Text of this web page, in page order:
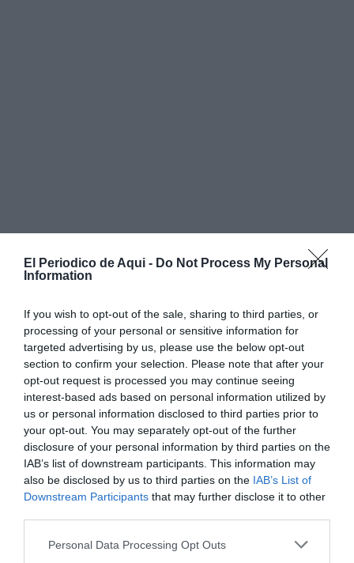
El Periodico de Aqui - Do Not Process My Personal
Information
If you wish to opt-out of the sale, sharing to third parties, or
processing of your personal or sensitive information for
targeted advertising by us, please use the below opt-out
section to confirm your selection. Please note that after your
opt-out request is processed you may continue seeing
interest-based ads based on personal information utilized by
us or personal information disclosed to third parties prior to
your opt-out. You may separately opt-out of the further
disclosure of your personal information by third parties on the
IAB’s list of downstream participants. This information may
also be disclosed by us to third parties on the IAB’s List of
Downstream Participants that may further disclose it to other
Personal Data Processing Opt Outs
funciones: algunos integrantes seleccionaban
objetivos, otros se encargaban de la logística y
vigilancia, mientras que un tercer grupo ejecutaba
directamente los robos. Tras cometer los asaltos, los
objetos robados eran trasladados ados joyerías
situadas en Llíria y Madrid, donde presuntamente
eran fundidos o introducidos en el mercado ilícito. La
investigación apunta además a que la banda ofrecía
apoyo logístico en España a otros delincuentes
llegados del extranjero.
La operación culminó el pasado mes de abril, cuando